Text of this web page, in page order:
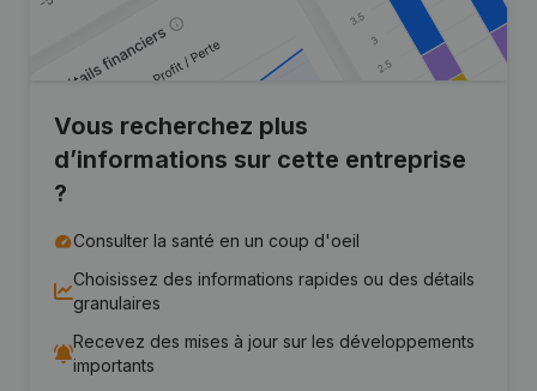
Vous recherchez plus
d’informations sur cette entreprise
?
Consulter la santé en un coup d'oeil
Choisissez des informations rapides ou des détails
granulaires
Recevez des mises à jour sur les développements
importants